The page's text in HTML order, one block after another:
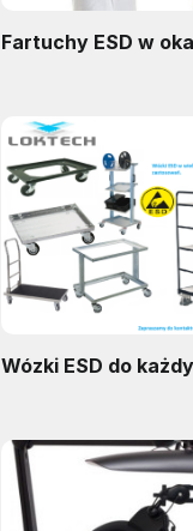
Fartuchy ESD w
Wózki ESD do